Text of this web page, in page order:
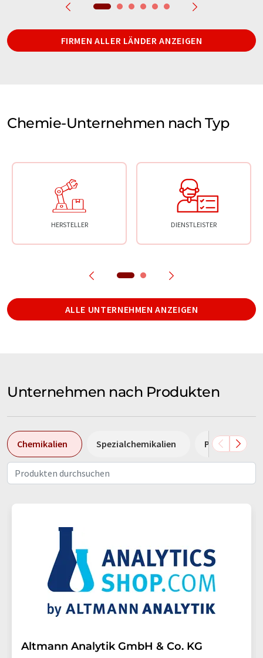
FIRMEN ALLER LÄNDER ANZEIGEN
Chemie-Unternehmen nach Typ
HERSTELLER DIENSTLEISTER
ALLE UNTERNEHMEN ANZEIGEN
Unternehmen nach Produkten
Chemikalien Spezialchemikalien Pumpen
Altmann Analytik GmbH & Co. KG